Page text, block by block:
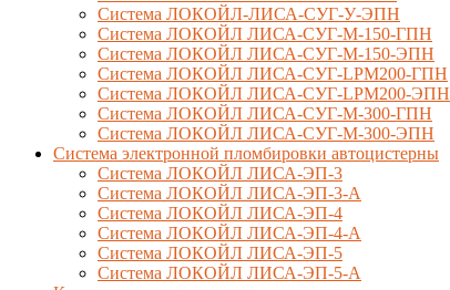
Система ЛОКОЙЛ-ЛИСА-СУГ-У-ЭПН
Система ЛОКОЙЛ ЛИСА-СУГ-М-150-ГПН
Система ЛОКОЙЛ ЛИСА-СУГ-М-150-ЭПН
Система ЛОКОЙЛ ЛИСА-СУГ-LPM200-ГПН
Система ЛОКОЙЛ ЛИСА-СУГ-LPM200-ЭПН
Система ЛОКОЙЛ ЛИСА-СУГ-М-300-ГПН
Система ЛОКОЙЛ ЛИСА-СУГ-М-300-ЭПН
Система электронной пломбировки автоцистерны
Система ЛОКОЙЛ ЛИСА-ЭП-3
Система ЛОКОЙЛ ЛИСА-ЭП-3-А
Система ЛОКОЙЛ ЛИСА-ЭП-4
Система ЛОКОЙЛ ЛИСА-ЭП-4-А
Система ЛОКОЙЛ ЛИСА-ЭП-5
Система ЛОКОЙЛ ЛИСА-ЭП-5-А